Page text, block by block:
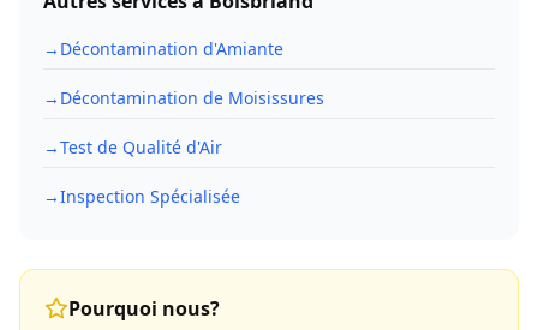
→ Décontamination d'Amiante
→ Décontamination de Moisissures
→Test de Qualité d'Air
→Inspection Spécialisée
Pourquoi nous?